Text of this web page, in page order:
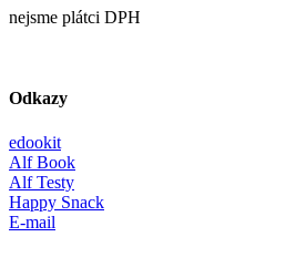
nejsme plátci DPH
Odkazy
edookit
Alf Book
Alf Testy
Happy Snack
E-mail